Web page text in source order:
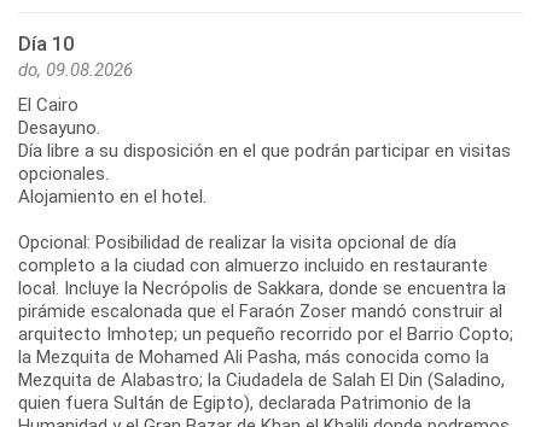
Día 10
do, 09.08.2026
El Cairo
Desayuno.
Día libre a su disposición en el que podrán participar en visitas
opcionales.
Alojamiento en el hotel.
Opcional: Posibilidad de realizar la visita opcional de día
completo a la ciudad con almuerzo incluido en restaurante
local. Incluye la Necrópolis de Sakkara, donde se encuentra la
pirámide escalonada que el Faraón Zoser mandó construir al
arquitecto Imhotep; un pequeño recorrido por el Barrio Copto;
la Mezquita de Mohamed Ali Pasha, más conocida como la
Mezquita de Alabastro; la Ciudadela de Salah El Din (Saladino,
quien fuera Sultán de Egipto), declarada Patrimonio de la